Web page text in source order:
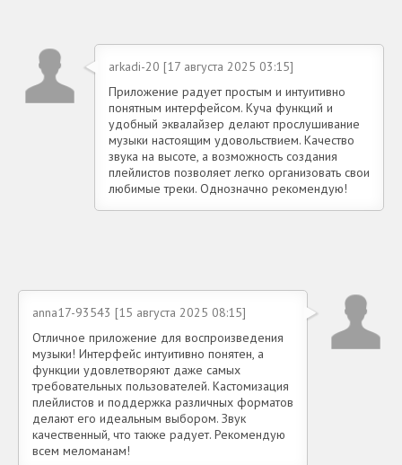
arkadi-20 [17 августа 2025 03:15]
Приложение радует простым и интуитивно
понятным интерфейсом. Куча функций и
удобный эквалайзер делают прослушивание
музыки настоящим удовольствием. Качество
звука на высоте, а возможность создания
плейлистов позволяет легко организовать свои
любимые треки. Однозначно рекомендую!
anna17-93543 [15 августа 2025 08:15]
Отличное приложение для воспроизведения
музыки! Интерфейс интуитивно понятен, а
функции удовлетворяют даже самых
требовательных пользователей. Кастомизация
плейлистов и поддержка различных форматов
делают его идеальным выбором. Звук
качественный, что также радует. Рекомендую
всем меломанам!